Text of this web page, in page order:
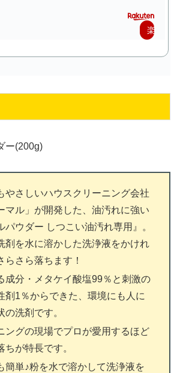
楽
ー(200g)
やさしいハウスクリーニング会社
マル」が開発した、油汚れに強い
パウダー しつこい油汚れ専用』。
剤を水に溶かした洗浄液をかけれ
らさら落ちます！
成分・メタケイ酸塩99％と刺激の
剤1％からできた、環境にも人に
の洗剤です。
ングの現場でプロが愛用するほど
が特長です。
簡単♪粉を水で溶かして洗浄液を